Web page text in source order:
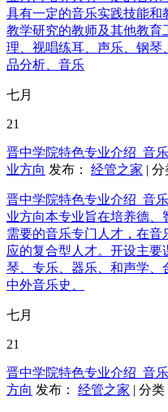
具有一定的音乐实践技能和
教学研究的教师及其他教
理、视唱练耳、声乐、钢
品分析、音乐
七月
21
晋中学院特色专业介绍_音
业方向 发布： 经管之家 | 分
晋中学院特色专业介绍_音
业方向本专业旨在培养德
需要的音乐专门人才，在
应的复合型人才。开设主
琴、专乐、器乐、和声学、
中外音乐史、
七月
21
晋中学院特色专业介绍_音
方向 发布： 经管之家 | 分类